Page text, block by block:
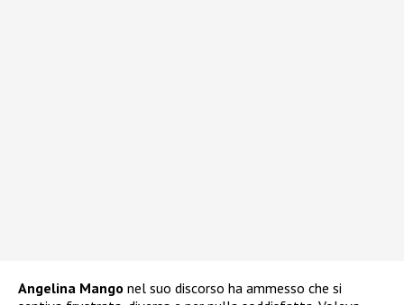
Angelina Mango nel suo discorso ha ammesso che si